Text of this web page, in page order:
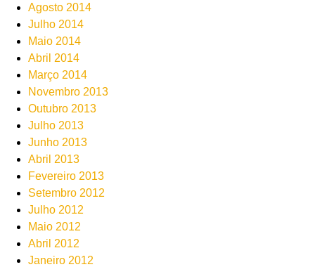
Agosto 2014
Julho 2014
Maio 2014
Abril 2014
Março 2014
Novembro 2013
Outubro 2013
Julho 2013
Junho 2013
Abril 2013
Fevereiro 2013
Setembro 2012
Julho 2012
Maio 2012
Abril 2012
Janeiro 2012